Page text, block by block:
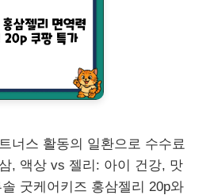
너스 활동의 일환으로 수수료
, 액상 vs 젤리: 아이 건강, 맛
굿케어키즈 홍삼젤리 20p와